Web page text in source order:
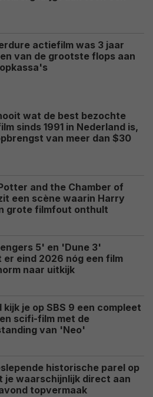
actiefilm was 3 jaar
van de grootste flops aan
wat de best bezochte
sinds 1991 in Nederland is,
van meer dan $30
and the Chamber of
een scène waarin Harry
grote filmfout onthult
5' en 'Dune 3'
eind 2026 nóg een film
naar uitkijk
kijk je op SBS 9 een compleet
scifi-film met de
van 'Neo'
historische parel op
je waarschijnlijk direct aan
topvermaak